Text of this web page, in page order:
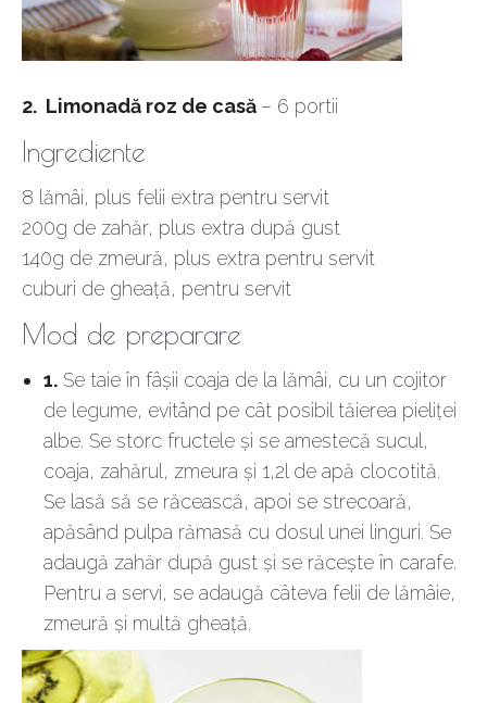
2. Limonadă roz de casă – 6 portii
Ingrediente
8 lămâi, plus felii extra pentru servit
200g de zahăr, plus extra după gust
140g de zmeură, plus extra pentru servit
cuburi de gheaţă, pentru servit
Mod de preparare
1. Se taie în fâşii coaja de la lămâi, cu un cojitor
de legume, evitând pe cât posibil tăierea pieliţei
albe. Se storc fructele şi se amestecă sucul,
coaja, zahărul, zmeura şi 1,2l de apă clocotită.
Se lasă să se răcească, apoi se strecoară,
apăsând pulpa rămasă cu dosul unei linguri. Se
adaugă zahăr după gust şi se răceşte în carafe.
Pentru a servi, se adaugă câteva felii de lămâie,
zmeură şi multă gheaţă.